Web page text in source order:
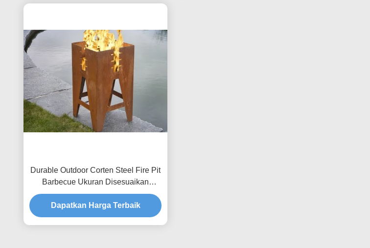
Durable Outdoor Corten Steel Fire Pit
Barbecue Ukuran Disesuaikan
Tersedia
Dapatkan Harga Terbaik